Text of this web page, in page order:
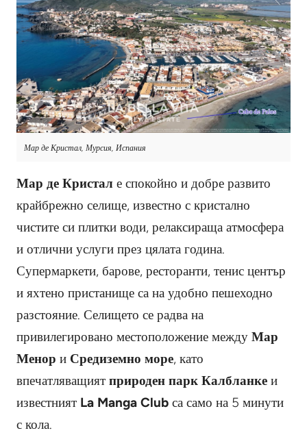
Мар де Кристал, Мурсия, Испания
Мар де Кристал е спокойно и добре развито
крайбрежно селище, известно с кристално
чистите си плитки води, релаксираща атмосфера
и отлични услуги през цялата година.
Супермаркети, барове, ресторанти, тенис център
и яхтено пристанище са на удобно пешеходно
разстояние. Селището се радва на
привилегировано местоположение между Мар
Менор и Средиземно море, като
впечатляващият природен парк Калбланке и
известният La Manga Club са само на 5 минути
с кола.